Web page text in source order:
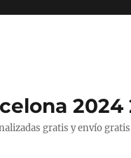
gratis y envío